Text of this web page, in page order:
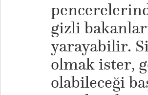
gizli
yarayabilir.
olmak ister,
olabileceği